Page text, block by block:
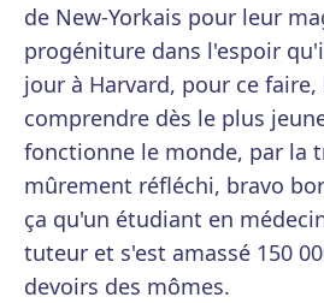
de New-Yorkais pour leur
progéniture dans l'espoir
jour à Harvard, pour ce
comprendre dès le plus
fonctionne le monde, par la
mûrement réfléchi, bravo
ça qu'un étudiant en
tuteur et s'est amassé 150
devoirs des mômes.